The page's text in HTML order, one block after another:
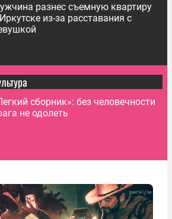
разнес съемную квартиру
из-за расставания с
сборник»: без человечности
не одолеть